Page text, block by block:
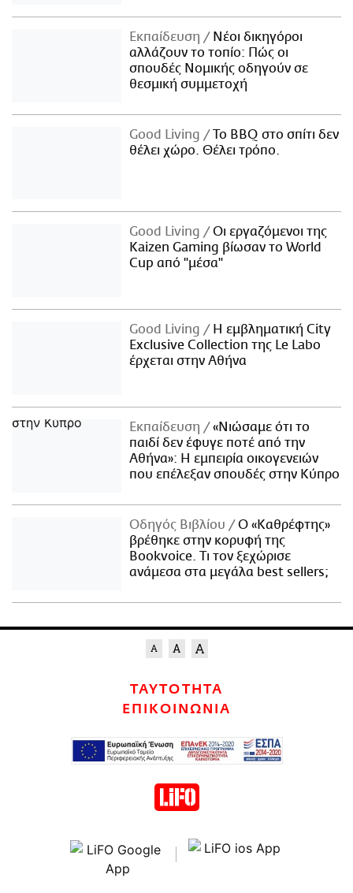
Εκπαίδευση
Νέοι δικηγόροι
αλλάζουν το τοπίο: Πώς οι
σπουδές Νομικής οδηγούν σε
θεσμική συμμετοχή
Good Living
Το BBQ στο σπίτι δεν
θέλει χώρο. Θέλει τρόπο.
Good Living
Οι εργαζόμενοι της
Kaizen Gaming βίωσαν το World
Cup από "μέσα"
Good Living
Η εμβληματική City
Exclusive Collection της Le Labo
έρχεται στην Αθήνα
Εκπαίδευση
«Νιώσαμε ότι το
παιδί δεν έφυγε ποτέ από την
Αθήνα»: Η εμπειρία οικογενειών
που επέλεξαν σπουδές στην Κύπρο
Οδηγός Βιβλίου
Ο «Καθρέφτης»
βρέθηκε στην κορυφή της
Bookvoice. Τι τον ξεχώρισε
ανάμεσα στα μεγάλα best sellers;
ΤΑΥΤΟΤΗΤΑ
ΕΠΙΚΟΙΝΩΝΙΑ